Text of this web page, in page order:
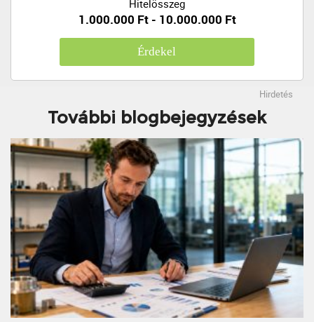
Hitelösszeg
1.000.000 Ft - 10.000.000 Ft
Érdekel
Hirdetés
További blogbejegyzések